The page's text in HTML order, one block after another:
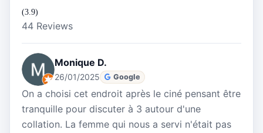
(3.9)
44 Reviews
Monique D.
26/01/2025 Google
On a choisi cet endroit après le ciné pensant être
tranquille pour discuter à 3 autour d'une
collation. La femme qui nous a servi n'était pas